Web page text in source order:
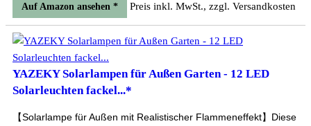
Auf Amazon ansehen * Preis inkl. MwSt., zzgl. Versandkosten
YAZEKY Solarlampen für Außen Garten - 12 LED
Solarleuchten fackel...*
【Solarlampe für Außen mit Realistischer Flammeneffekt】Diese